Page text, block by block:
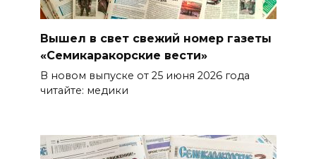
Вышел в свет свежий номер газеты
«Семикаракорские вести»
В новом выпуске от 25 июня 2026 года
читайте: медики